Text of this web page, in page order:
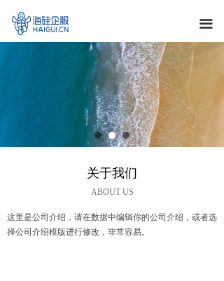
끀
关于我们
ABOUT US
这里是公司介绍，请在数据中编辑你的公司介绍，或者选
择公司介绍模版进行修改，非常容易。